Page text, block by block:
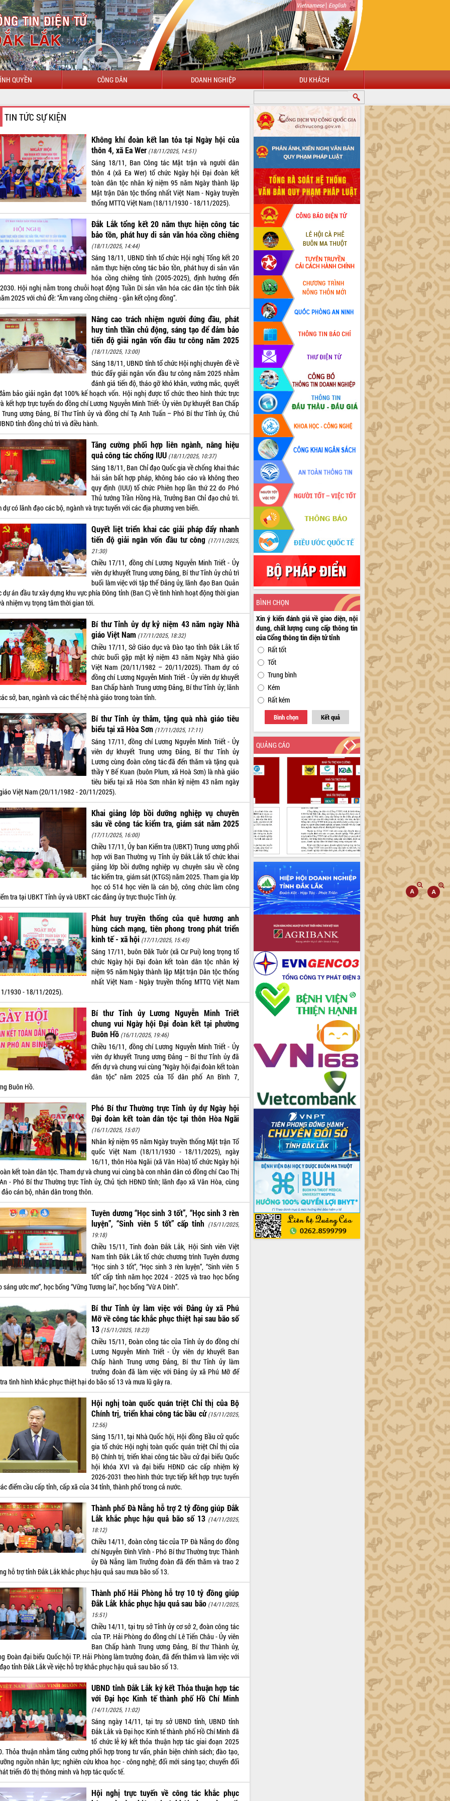
Vietnamese| English
QUYỀN CÔNG DÂN DOANH NGHIỆP DU KHÁCH
CHÀO MỪNG ĐẾN VỚI CỔNG THÔNG TIN ĐIỆN TỬ TỈNH ĐẮK LẮK
TIN TỨC SỰ KIỆN
Không khí đoàn kết lan tỏa tại Ngày hội của
thôn 4, xã Ea Wer (18/11/2025, 14:51)
Sáng 18/11, Ban Công tác Mặt trận và người dân
thôn 4 (xã Ea Wer) tổ chức Ngày hội Đại đoàn kết
toàn dân tộc nhân kỷ niệm 95 năm Ngày thành lập
Mặt trận Dân tộc thống nhất Việt Nam - Ngày truyền
thống MTTQ Việt Nam (18/11/1930 - 18/11/2025).
Đắk Lắk tổng kết 20 năm thực hiện công tác
bảo tồn, phát huy di sản văn hóa cồng chiêng
(18/11/2025, 14:44)
Sáng 18/11, UBND tỉnh tổ chức Hội nghị Tổng kết 20
năm thực hiện công tác bảo tồn, phát huy di sản văn
hóa cồng chiêng tỉnh (2005-2025), định hướng đến
Hội nghị nằm trong chuỗi hoạt động Tuần Di sản văn hóa các dân tộc tỉnh Đắk
2025 với chủ đề: “Âm vang cồng chiêng - gắn kết cộng đồng”.
Nâng cao trách nhiệm người đứng đầu, phát
huy tinh thần chủ động, sáng tạo để đảm bảo
tiến độ giải ngân vốn đầu tư công năm 2025
(18/11/2025, 13:00)
Sáng 18/11, UBND tỉnh tổ chức Hội nghị chuyên đề về
thúc đẩy giải ngân vốn đầu tư công năm 2025 nhằm
đánh giá tiến độ, tháo gỡ khó khăn, vướng mắc, quyết
bảo giải ngân đạt 100% kế hoạch vốn. Hội nghị được tổ chức theo hình thức trực
kết hợp trực tuyến do đồng chí Lương Nguyễn Minh Triết- Ủy viên Dự khuyết Ban Chấp
ương Đảng, Bí Thư Tỉnh ủy và đồng chí Tạ Anh Tuấn – Phó Bí thư Tỉnh ủy, Chủ
tỉnh đồng chủ trì và điều hành.
Tăng cường phối hợp liên ngành, nâng hiệu
quả công tác chống IUU (18/11/2025, 10:37)
Sáng 18/11, Ban Chỉ đạo Quốc gia về chống khai thác
hải sản bất hợp pháp, không báo cáo và không theo
quy định (IUU) tổ chức Phiên họp lần thứ 22 do Phó
Thủ tướng Trần Hồng Hà, Trưởng Ban Chỉ đạo chủ trì.
dự có lãnh đạo các bộ, ngành và trực tuyến với các địa phương ven biển.
Quyết liệt triển khai các giải pháp đẩy nhanh
tiến độ giải ngân vốn đầu tư công (17/11/2025,
21:30)
Chiều 17/11, đồng chí Lương Nguyễn Minh Triết - Ủy
viên dự khuyết Trung ương Đảng, Bí thư Tỉnh ủy chủ trì
buổi làm việc với tập thể Đảng ủy, lãnh đạo Ban Quản
dự án đầu tư xây dựng khu vực phía Đông tỉnh (Ban C) về tình hình hoạt động thời gian
nhiệm vụ trọng tâm thời gian tới.
Bí thư Tỉnh ủy dự kỷ niệm 43 năm ngày Nhà
giáo Việt Nam (17/11/2025, 18:32)
Chiều 17/11, Sở Giáo dục và Đào tạo tỉnh Đắk Lắk tổ
chức buổi gặp mặt kỷ niệm 43 năm Ngày Nhà giáo
Việt Nam (20/11/1982 – 20/11/2025). Tham dự có
đồng chí Lương Nguyễn Minh Triết - Ủy viên dự khuyết
Ban Chấp hành Trung ương Đảng, Bí thư Tỉnh ủy; lãnh
sở, ban, ngành và các thế hệ nhà giáo trong toàn tỉnh.
Bí thư Tỉnh ủy thăm, tặng quà nhà giáo tiêu
biểu tại xã Hòa Sơn (17/11/2025, 17:11)
Sáng 17/11, đồng chí Lương Nguyễn Minh Triết - Ủy
viên dự khuyết Trung ương Đảng, Bí thư Tỉnh ủy
Lương cùng đoàn công tác đã đến thăm và tặng quà
thầy Y Bế Kuan (buôn Plum, xã Hoà Sơn) là nhà giáo
tiêu biểu tại xã Hòa Sơn nhân kỷ niệm 43 năm ngày
Việt Nam (20/11/1982 - 20/11/2025).
Khai giảng lớp bồi dưỡng nghiệp vụ chuyên
sâu về công tác kiểm tra, giám sát năm 2025
(17/11/2025, 16:00)
Chiều 17/11, Ủy ban Kiểm tra (UBKT) Trung ương phối
hợp với Ban Thường vụ Tỉnh ủy Đắk Lắk tổ chức khai
giảng lớp bồi dưỡng nghiệp vụ chuyên sâu về công
tác kiểm tra, giám sát (KTGS) năm 2025. Tham gia lớp
học có 514 học viên là cán bộ, công chức làm công
tra tại UBKT Tỉnh ủy và UBKT các đảng ủy trực thuộc Tỉnh ủy.
Phát huy truyền thống của quê hương anh
hùng cách mạng, tiên phong trong phát triển
kinh tế - xã hội (17/11/2025, 15:45)
Sáng 17/11, buôn Đăk Tuôr (xã Cư Pui) long trọng tổ
chức Ngày hội Đại đoàn kết toàn dân tộc nhân kỷ
niệm 95 năm Ngày thành lập Mặt trận Dân tộc thống
nhất Việt Nam - Ngày truyền thống MTTQ Việt Nam
1930 - 18/11/2025).
Bí thư Tỉnh ủy Lương Nguyễn Minh Triết
chung vui Ngày hội Đại đoàn kết tại phường
Buôn Hồ (16/11/2025, 19:46)
Chiều 16/11, đồng chí Lương Nguyễn Minh Triết - Ủy
viên dự khuyết Trung ương Đảng – Bí thư Tỉnh ủy đã
đến dự và chung vui cùng “Ngày hội đại đoàn kết toàn
dân tộc” năm 2025 của Tổ dân phố An Bình 7,
Buôn Hồ.
Phó Bí thư Thường trực Tỉnh ủy dự Ngày hội
Đại đoàn kết toàn dân tộc tại thôn Hòa Ngãi
(16/11/2025, 15:07)
Nhân kỷ niệm 95 năm Ngày truyền thống Mặt trận Tổ
quốc Việt Nam (18/11/1930 - 18/11/2025), ngày
16/11, thôn Hòa Ngãi (xã Vân Hòa) tổ chức Ngày hội
kết toàn dân tộc. Tham dự và chung vui cùng bà con nhân dân có đồng chí Cao Thị
- Phó Bí thư Thường trực Tỉnh ủy, Chủ tịch HĐND tỉnh; lãnh đạo xã Vân Hòa, cùng
cán bộ, nhân dân trong thôn.
Tuyên dương “Học sinh 3 tốt”, “Học sinh 3 rèn
luyện”, “Sinh viên 5 tốt” cấp tỉnh (15/11/2025,
19:18)
Chiều 15/11, Tinh đoàn Đắk Lắk, Hội Sinh viên Việt
Nam tỉnh Đắk Lắk tổ chức chương trình Tuyên dương
“Học sinh 3 tốt”, “Học sinh 3 rèn luyện”, “Sinh viên 5
tốt” cấp tỉnh năm học 2024 - 2025 và trao học bổng
sáng ước mơ”, học bổng “Vững Tương lai”, học bổng “Vừ A Dính”.
Bí thư Tỉnh ủy làm việc với Đảng ủy xã Phú
Mỡ về công tác khắc phục thiệt hại sau bão số
13 (15/11/2025, 18:23)
Chiều 15/11, Đoàn công tác của Tỉnh ủy do đồng chí
Lương Nguyễn Minh Triết - Ủy viên dự khuyết Ban
Chấp hành Trung ương Đảng, Bí thư Tỉnh ủy làm
trưởng đoàn đã làm việc với Đảng ủy xã Phú Mỡ để
tình hình khắc phục thiệt hại do bão số 13 và mưa lũ gây ra.
Hội nghị toàn quốc quán triệt Chỉ thị của Bộ
Chính trị, triển khai công tác bầu cử (15/11/2025,
12:56)
Sáng 15/11, tại Nhà Quốc hội, Hội đồng Bầu cử quốc
gia tổ chức Hội nghị toàn quốc quán triệt Chỉ thị của
Bộ Chính trị, triển khai công tác bầu cử đại biểu Quốc
hội khóa XVI và đại biểu HĐND các cấp nhiệm kỳ
2026-2031 theo hình thức trực tiếp kết hợp trực tuyến
điểm cầu cấp tỉnh, cấp xã của 34 tỉnh, thành phố trong cả nước.
Thành phố Đà Nẵng hỗ trợ 2 tỷ đồng giúp Đắk
Lắk khắc phục hậu quả bão số 13 (14/11/2025,
18:12)
Chiều 14/11, đoàn công tác của TP Đà Nẵng do đồng
chí Nguyễn Đình Vĩnh - Phó Bí thư Thường trực Thành
ủy Đà Nẵng làm Trưởng đoàn đã đến thăm và trao 2
hỗ trợ tỉnh Đắk Lắk khắc phục hậu quả sau mưa bão số 13.
Thành phố Hải Phòng hỗ trợ 10 tỷ đồng giúp
Đắk Lắk khắc phục hậu quả sau bão (14/11/2025,
15:51)
Chiều 14/11, tại trụ sở Tỉnh ủy cơ sở 2, đoàn công tác
của TP. Hải Phòng do đồng chí Lê Tiến Châu - Ủy viên
Ban Chấp hành Trung ương Đảng, Bí thư Thành ủy,
Đoàn đại biểu Quốc hội TP. Hải Phòng làm trưởng đoàn, đã đến thăm và làm việc với
tỉnh Đắk Lắk về việc hỗ trợ khắc phục hậu quả sau bão số 13.
UBND tỉnh Đắk Lắk ký kết Thỏa thuận hợp tác
với Đại học Kinh tế thành phố Hồ Chí Minh
(14/11/2025, 11:02)
Sáng ngày 14/11, tại trụ sở UBND tỉnh, UBND tỉnh
Đắk Lắk và Đại học Kinh tế thành phố Hồ Chí Minh đã
tổ chức lễ ký kết thỏa thuận hợp tác giai đoạn 2025
Thỏa thuận nhằm tăng cường phối hợp trong tư vấn, phản biện chính sách; đào tạo,
nguồn nhân lực; nghiên cứu khoa học - công nghệ; đổi mới sáng tạo; chuyển đổi
triển đô thị thông minh và hợp tác quốc tế.
Hội nghị trực tuyến về công tác khắc phục
BÌNH CHỌN
Xin ý kiến đánh giá về giao diện, nội
dung, chất lượng cung cấp thông tin
của Cổng thông tin điện tử tỉnh
Rất tốt
Tốt
Trung bình
Kém
Rất kém
Bình chọn Kết quả
QUẢNG CÁO